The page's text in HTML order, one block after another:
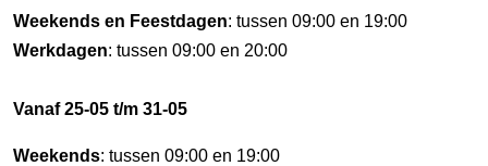
Weekends en Feestdagen: tussen 09:00 en 19:00
Werkdagen: tussen 09:00 en 20:00
Vanaf 25-05 t/m 31-05
Weekends: tussen 09:00 en 19:00